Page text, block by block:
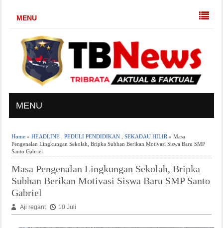
MENU
MENU
Home» HEADLINE, PEDULI PENDIDIKAN, SEKADAU HILIR » Masa
Pengenalan Lingkungan Sekolah, Bripka Subhan Berikan Motivasi Siswa Baru SMP
Santo Gabriel
Masa Pengenalan Lingkungan Sekolah, Bripka
Subhan Berikan Motivasi Siswa Baru SMP Santo
Gabriel
Aji regant 10 Juli